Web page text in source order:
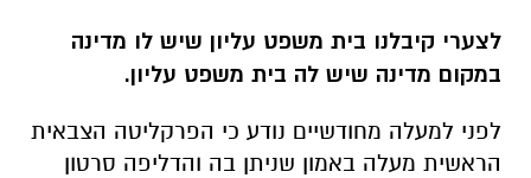
לצערי קיבלנו בית משפט עליון שיש לו מדינה
במקום מדינה שיש לה בית משפט עליון.
לפני למעלה מחודשיים נודע כי הפרקליטה הצבאית
הראשית מעלה באמון שניתן בה והדליפה סרטון